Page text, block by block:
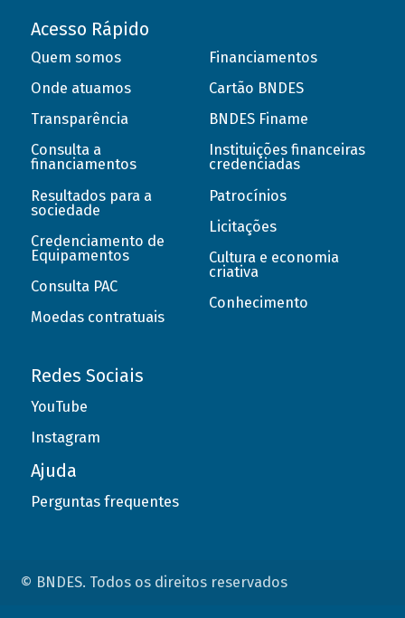
Acesso Rápido
Quem somos
Onde atuamos
Transparência
Consulta a
financiamentos
Resultados para a
sociedade
Credenciamento de
Equipamentos
Consulta PAC
Moedas contratuais
Financiamentos
Cartão BNDES
BNDES Finame
Instituições financeiras
credenciadas
Patrocínios
Licitações
Cultura e economia
criativa
Conhecimento
Redes Sociais
YouTube
Instagram
Ajuda
Perguntas frequentes
© BNDES. Todos os direitos reservados